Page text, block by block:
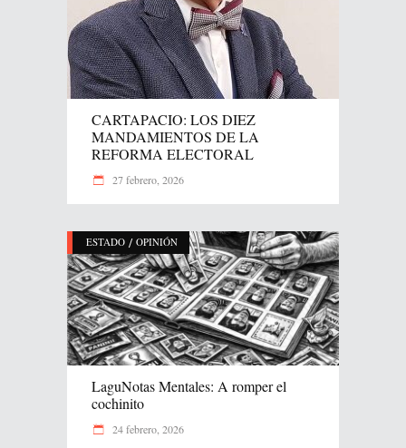
CARTAPACIO: LOS DIEZ
MANDAMIENTOS DE LA
REFORMA ELECTORAL
27 febrero, 2026
ESTADO / OPINIÓN
LaguNotas Mentales: A romper el
cochinito
24 febrero, 2026